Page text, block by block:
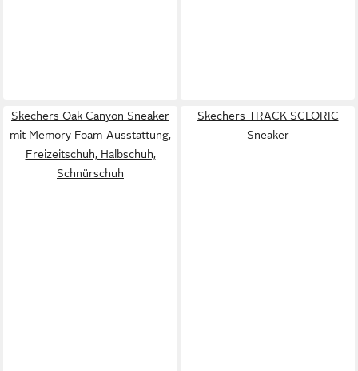
Skechers Oak Canyon Sneaker
mit Memory Foam-Ausstattung,
Freizeitschuh, Halbschuh,
Schnürschuh
Skechers TRACK SCLORIC
Sneaker